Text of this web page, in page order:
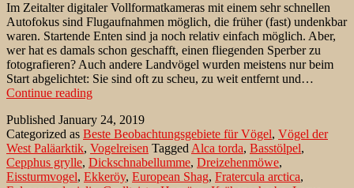
Im Zeitalter digitaler Vollformatkameras mit einem sehr schnellen
Autofokus sind Flugaufnahmen möglich, die früher (fast) undenkbar
waren. Startende Enten sind ja noch relativ einfach möglich. Aber,
wer hat es damals schon geschafft, einen fliegenden Sperber zu
fotografieren? Auch andere Landvögel wurden meistens nur beim
Start abgelichtet: Sie sind oft zu scheu, zu weit entfernt und…
Continue readingWo
man
Meeresvögel
im
Flug
Published January 24, 2019
Categorized as Beste Beobachtungsgebiete für Vögel, Vögel der
West Paläarktik, Vogelreisen TaggedAlca torda, Basstölpel,
Cepphus grylle, Dickschnabellumme, Dreizehenmöwe,
Eissturmvogel, Ekkeröy, European Shag, Fratercula arctica,